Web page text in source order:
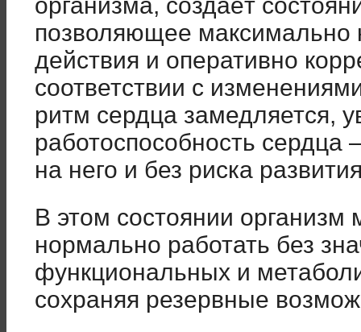
позволяющее максимально
действия и оперативно
соответствии с
ритм сердца замедляется,
работоспособность сердца
на него и без риска
В этом состоянии организм
нормально работать без
функциональных и
сохраняя резервные